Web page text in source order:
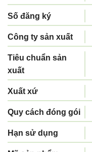
Số đăng ký
Công ty sản xuất
Tiêu chuẩn sản
xuất
Xuất xứ
Quy cách đóng gói
Hạn sử dụng